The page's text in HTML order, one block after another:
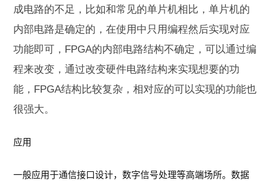
成电路的不足，比如和常见的单片机相比，单片机的
内部电路是确定的，在使用中只用编程然后实现对应
功能即可，FPGA的内部电路结构不确定，可以通过编
程来改变，通过改变硬件电路结构来实现想要的功
能，FPGA结构比较复杂，相对应的可以实现的功能也
很强大。
应用
一般应用于通信接口设计，数字信号处理等高端场所。数据